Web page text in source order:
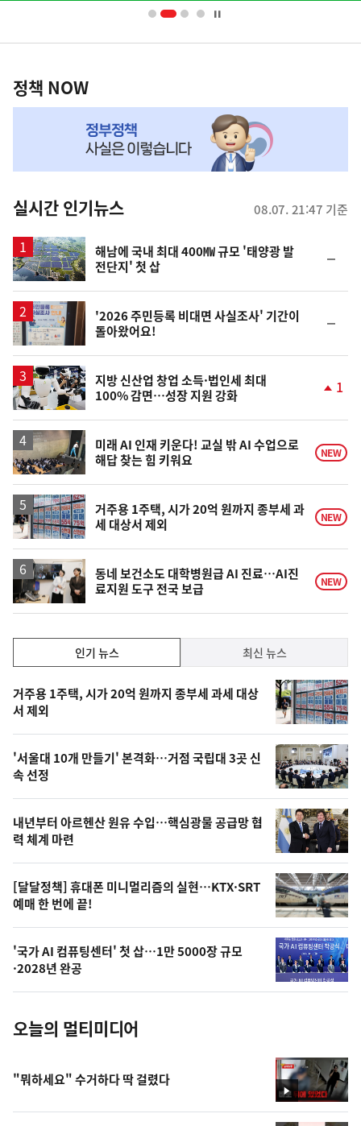
영
책
NOW,
뉴
스
정책 NOW
실시간 인기뉴스 08.07. 21:47 기준
해남에 국내 최대 400㎿ 규모 '태양광 발
전단지' 첫 삽
일
'2026 주민등록 비대면 사실조사' 기간이
돌아왔어요!
일
지방 신산업 창업 소득·법인세 최대
100% 감면…성장 지원 강화
계
승
1
미래 AI 인재 키운다! 교실 밖 AI 수업으로
해답 찾는 힘 키워요
NEW
거주용 1주택, 시가 20억 원까지 종부세 과
세 대상서 제외
NEW
동네 보건소도 대학병원급 AI 진료…AI진
료지원 도구 전국 보급
NEW
기,
최
신,
오
늘
의
영
상
오
늘
의
사
진
인기 뉴스 최신 뉴스
기
뉴
스
거주용 1주택, 시가 20억 원까지 종부세 과세 대상
서 제외
'서울대 10개 만들기' 본격화…거점 국립대 3곳 신
속 선정
내년부터 아르헨산 원유 수입…핵심광물 공급망 협
력 체계 마련
[달달정책] 휴대폰 미니멀리즘의 실현…KTX·SRT
예매 한 번에 끝!
'국가 AI 컴퓨팅센터' 첫 삽…1만 5000장 규모
·2028년 완공
오늘의 멀티미디어
영
상
"뭐하세요" 수거하다 딱 걸렸다